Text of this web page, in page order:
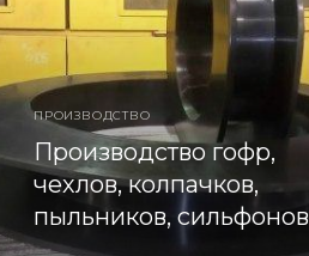
ПРОИЗВОДСТВО
Производство гофр,
чехлов, колпачков,
пыльников, сильфонов